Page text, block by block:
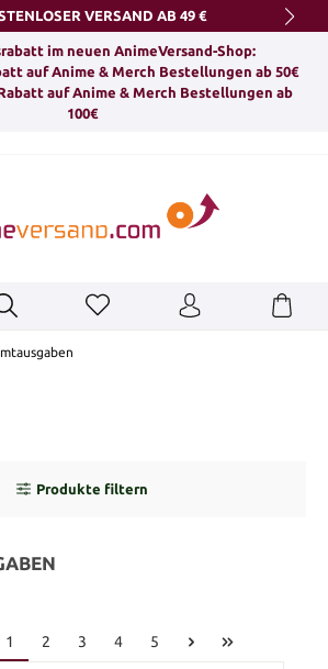
VERSAND AB 49 €
im neuen AnimeVersand-Shop:
auf Anime & Merch Bestellungen ab 50€
Rabatt auf Anime & Merch Bestellungen ab
100€
Produkte filtern
1 2 3 4 5